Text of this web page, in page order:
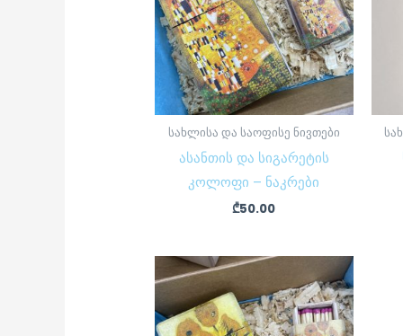
სახლისა და საოფისე ნივთები
ასანთის და სიგარეტის
კოლოფი – ნაკრები
₾50.00